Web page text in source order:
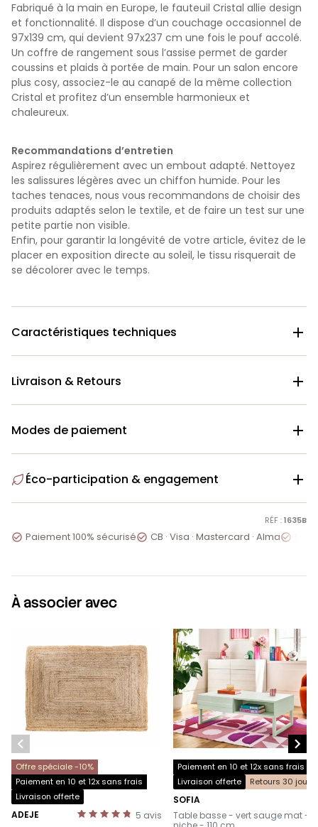
Fabriqué à la main en Europe, le fauteuil Cristal allie design
et fonctionnalité. Il dispose d’un couchage occasionnel de
97x139 cm, qui devient 97x237 cm une fois le pouf accolé.
Un coffre de rangement sous l’assise permet de garder
coussins et plaids à portée de main. Pour un salon encore
plus cosy, associez-le au canapé de la même collection
Cristal et profitez d’un ensemble harmonieux et
chaleureux.
Recommandations d’entretien
Aspirez régulièrement avec un embout adapté. Nettoyez
les salissures légères avec un chiffon humide. Pour les
taches tenaces, nous vous recommandons de choisir des
produits adaptés selon le textile, et de faire un test sur une
petite partie non visible.
Enfin, pour garantir la longévité de votre article, évitez de le
placer en exposition directe au soleil, le tissu risquerait de
se décolorer avec le temps.
Caractéristiques techniques 
Livraison & Retours 
Modes de paiement 
Éco-participation & engagement 
RÉF :1635B
 Paiement 100% sécurisé CB · Visa · Mastercard · Alma
À associer avec
Offre spéciale -10%
Paiement en 10 et 12x sans frais
Livraison offerte
5 avis
ADEJE
Paiement en 10 et 12x sans frais
Livraison offerte
Retours 30 jours
SOFIA
-
Table basse - vert sauge mat - 1
 